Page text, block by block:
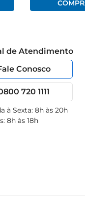
de Atendimento
Conosco
720 1111
à Sexta: 8h às 20h
8h às 18h